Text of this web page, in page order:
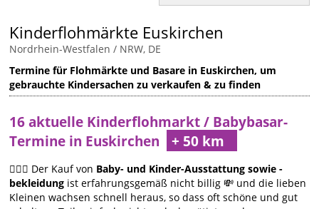
Kinderflohmärkte Euskirchen
Nordrhein-Westfalen / NRW, DE
Termine für Flohmärkte und Basare in Euskirchen, um
gebrauchte Kindersachen zu verkaufen & zu finden
16 aktuelle Kinderflohmarkt / Babybasar-
Termine in Euskirchen
🙋🏻‍♀️ Der Kauf von Baby- und Kinder-Ausstattung sowie -
bekleidung ist erfahrungsgemäß nicht billig 💸 und die lieben
Kleinen wachsen schnell heraus, so dass oft schöne und gut